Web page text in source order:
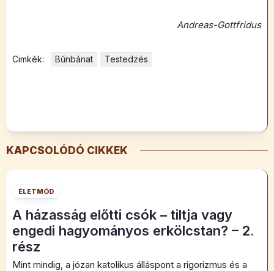
Andreas-Gottfridus
Cimkék: Bűnbánat Testedzés
KAPCSOLÓDÓ CIKKEK
ÉLETMÓD
A házasság előtti csók – tiltja vagy
engedi hagyományos erkölcstan? – 2.
rész
Mint mindig, a józan katolikus álláspont a rigorizmus és a